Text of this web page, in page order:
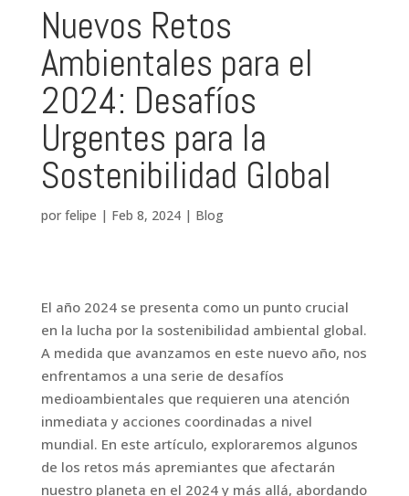
Nuevos Retos
Ambientales para el
2024: Desafíos
Urgentes para la
Sostenibilidad Global
por felipe | Feb 8, 2024| Blog
El año 2024 se presenta como un punto crucial
en la lucha por la sostenibilidad ambiental global.
A medida que avanzamos en este nuevo año, nos
enfrentamos a una serie de desafíos
medioambientales que requieren una atención
inmediata y acciones coordinadas a nivel
mundial. En este artículo, exploraremos algunos
de los retos más apremiantes que afectarán
nuestro planeta en el 2024 y más allá, abordando